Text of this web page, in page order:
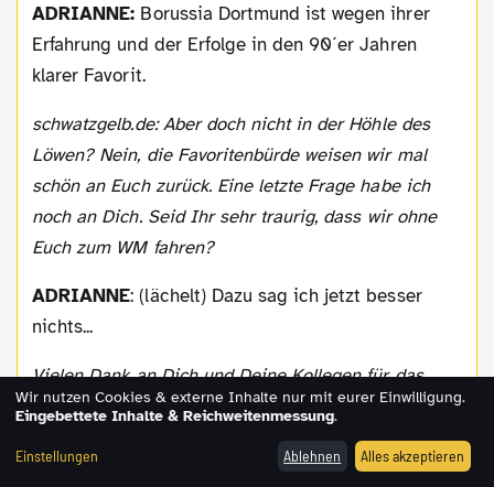
ADRIANNE: Borussia Dortmund ist wegen ihrer
Erfahrung und der Erfolge in den 90´er Jahren
klarer Favorit.
schwatzgelb.de: Aber doch nicht in der Höhle des
Löwen? Nein, die Favoritenbürde weisen wir mal
schön an Euch zurück. Eine letzte Frage habe ich
noch an Dich. Seid Ihr sehr traurig, dass wir ohne
Euch zum WM fahren?
ADRIANNE: (lächelt) Dazu sag ich jetzt besser
nichts...
Vielen Dank an Dich und Deine Kollegen für das
Gespräch.
Diesen Artikel teilen
Wir nutzen Cookies & externe Inhalte nur mit eurer Einwilligung.
Eingebettete Inhalte & Reichweitenmessung.
Einstellungen Ablehnen Alles akzeptieren